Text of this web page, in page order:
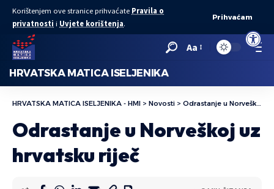
Open
Korištenjem ove stranice prihvaćate Pravila o
privatnosti i Uvjete korištenja.
Prihvaćam
Aa
HRVATSKA MATICA ISELJENIKA
HRVATSKA MATICA ISELJENIKA - HMI > Novosti > Odrastanje u Norveškoj uz hrvatsku riječ
Odrastanje u Norveškoj uz
hrvatsku riječ